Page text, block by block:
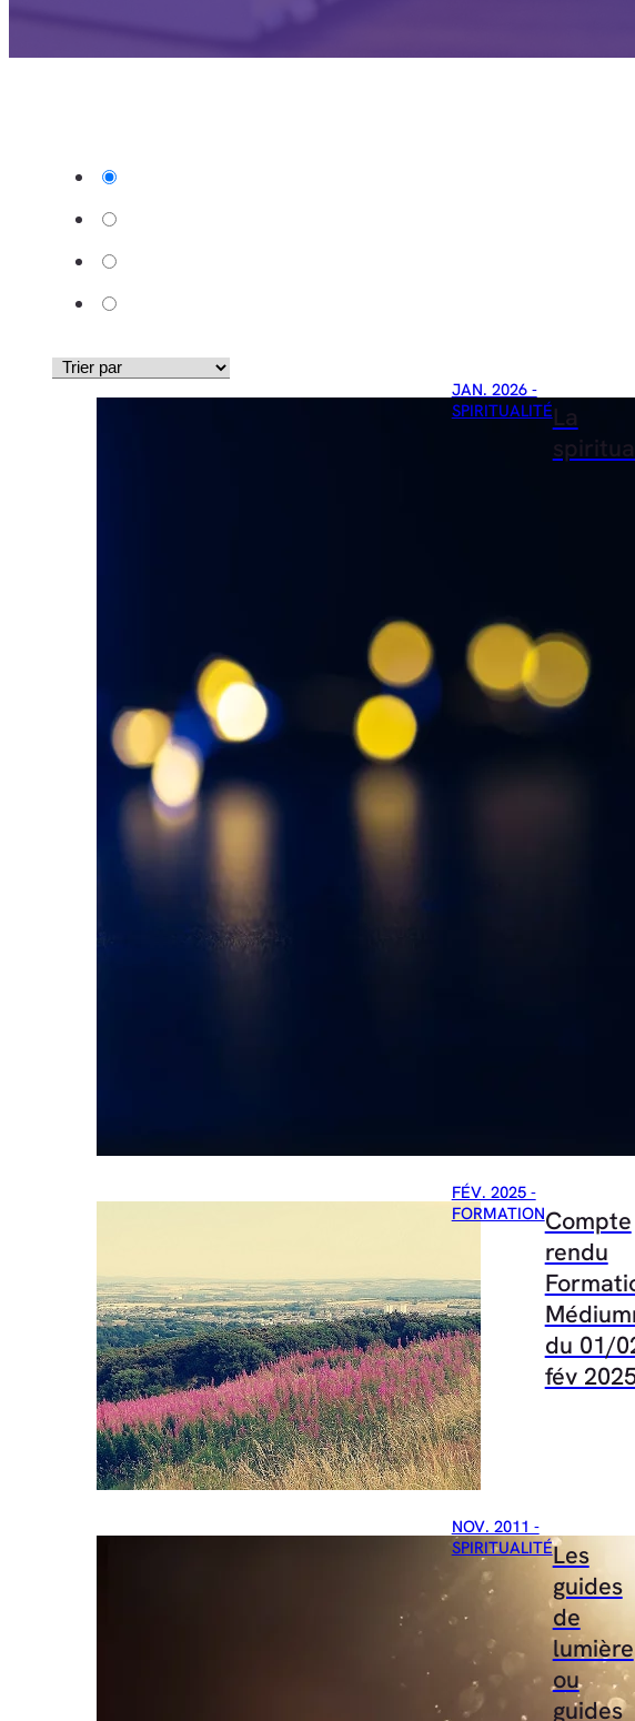
JAN. 2026 -
SPIRITUALITÉLa
FÉV. 2025 -
FORMATIONCompte
rendu
du 01/
fév
NOV. 2011 -
SPIRITUALITÉLes
guides
de
lumière
ou
guides